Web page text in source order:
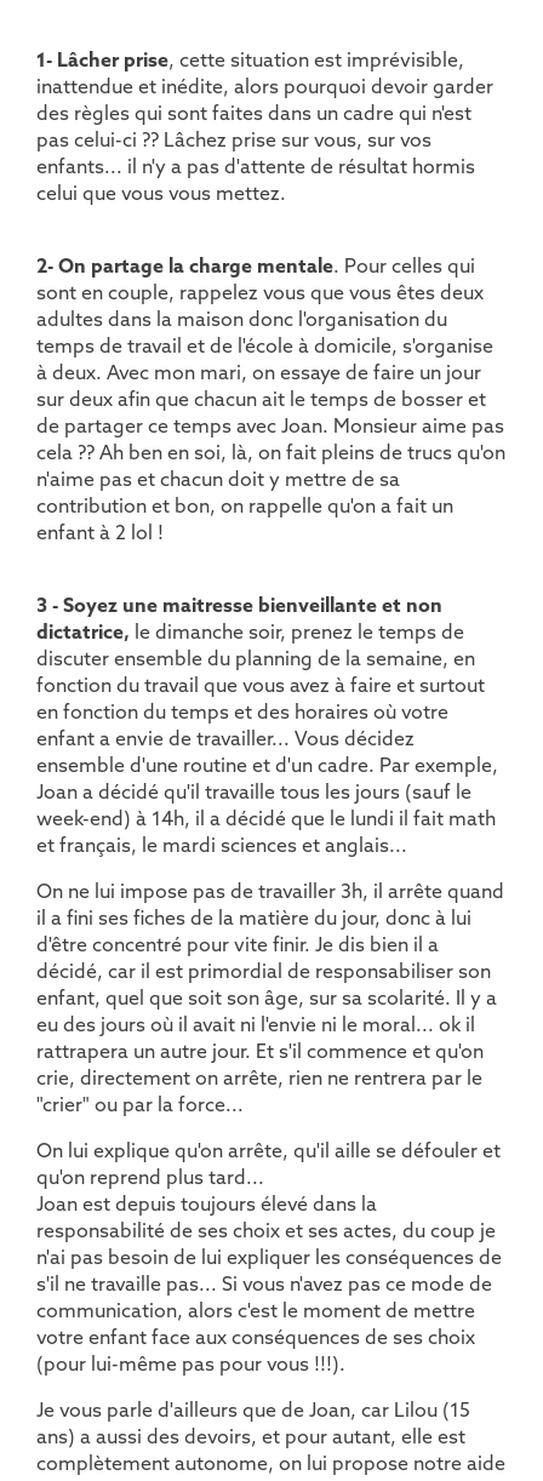
1- Lâcher prise, cette situation est imprévisible,
inattendue et inédite, alors pourquoi devoir garder
des règles qui sont faites dans un cadre qui n'est
pas celui-ci ?? Lâchez prise sur vous, sur vos
enfants... il n'y a pas d'attente de résultat hormis
celui que vous vous mettez.
2- On partage la charge mentale. Pour celles qui
sont en couple, rappelez vous que vous êtes deux
adultes dans la maison donc l'organisation du
temps de travail et de l'école à domicile, s'organise
à deux. Avec mon mari, on essaye de faire un jour
sur deux afin que chacun ait le temps de bosser et
de partager ce temps avec Joan. Monsieur aime pas
cela ?? Ah ben en soi, là, on fait pleins de trucs qu'on
n'aime pas et chacun doit y mettre de sa
contribution et bon, on rappelle qu'on a fait un
enfant à 2 lol !
3 - Soyez une maitresse bienveillante et non
dictatrice, le dimanche soir, prenez le temps de
discuter ensemble du planning de la semaine, en
fonction du travail que vous avez à faire et surtout
en fonction du temps et des horaires où votre
enfant a envie de travailler... Vous décidez
ensemble d'une routine et d'un cadre. Par exemple,
Joan a décidé qu'il travaille tous les jours (sauf le
week-end) à 14h, il a décidé que le lundi il fait math
et français, le mardi sciences et anglais...
On ne lui impose pas de travailler 3h, il arrête quand
il a fini ses fiches de la matière du jour, donc à lui
d'être concentré pour vite finir. Je dis bien il a
décidé, car il est primordial de responsabiliser son
enfant, quel que soit son âge, sur sa scolarité. Il y a
eu des jours où il avait ni l'envie ni le moral... ok il
rattrapera un autre jour. Et s'il commence et qu'on
crie, directement on arrête, rien ne rentrera par le
"crier" ou par la force...
On lui explique qu'on arrête, qu'il aille se défouler et
qu'on reprend plus tard...
Joan est depuis toujours élevé dans la
responsabilité de ses choix et ses actes, du coup je
n'ai pas besoin de lui expliquer les conséquences de
s'il ne travaille pas... Si vous n'avez pas ce mode de
communication, alors c'est le moment de mettre
votre enfant face aux conséquences de ses choix
(pour lui-même pas pour vous !!!).
Je vous parle d'ailleurs que de Joan, car Lilou (15
ans) a aussi des devoirs, et pour autant, elle est
complètement autonome, on lui propose notre aide